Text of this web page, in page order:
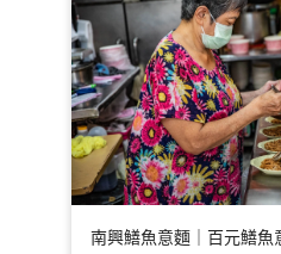
南興鱔魚意麵｜百元鱔魚